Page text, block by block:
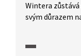
Wintera
svým důrazem
činnosti? To